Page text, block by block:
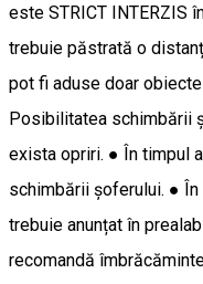
este STRICT INTERZIS
trebuie păstrată o
pot fi aduse doar
Posibilitatea schimbării
exista opriri. ● În timpul
schimbării șoferului. ●
trebuie anunțat în
recomandă